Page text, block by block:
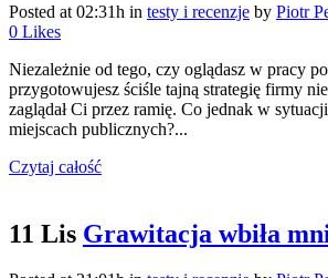
Posted at 02:31h in testy i recenzje by Piotr
0 Likes
Niezależnie od tego, czy oglądasz w pracy
przygotowujesz ściśle tajną strategię firmy
zaglądał Ci przez ramię. Co jednak w
miejscach publicznych?...
Czytaj całość
11 Lis Grawitacja wbiła